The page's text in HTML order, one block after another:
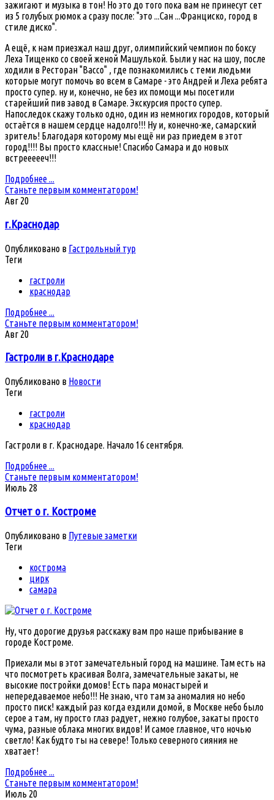
зажигают и музыка в тон! Но это до того пока вам не принесут сет
из 5 голубых рюмок а сразу после: "это ...Сан ...Франциско, город в
стиле диско".
А ещё, к нам приезжал наш друг, олимпийский чемпион по боксу
Леха Тищенко со своей женой Машулькой. Были у нас на шоу, после
ходили в Ресторан "Вассо" , где познакомились с теми людьми
которые могут помочь во всем в Самаре - это Андрей и Леха ребята
просто супер. ну и, конечно, не без их помощи мы посетили
старейший пив завод в Самаре. Экскурсия просто супер.
Напоследок скажу только одно, один из немногих городов, который
остаётся в нашем сердце надолго!!! Ну и, конечно-же, самарский
зритель! Благодаря которому мы ещё ни раз приедем в этот
город!!!! Вы просто классные! Спасибо Самара и до новых
встреееееч!!!
Подробнее ...
Станьте первым комментатором!
Авг 20
г.Краснодар
Опубликовано в Гастрольный тур
Теги
гастроли
краснодар
Подробнее ...
Станьте первым комментатором!
Авг 20
Гастроли в г.Краснодаре
Опубликовано в Новости
Теги
гастроли
краснодар
Гастроли в г. Краснодаре. Начало 16 сентября.
Подробнее ...
Станьте первым комментатором!
Июль 28
Отчет о г. Костроме
Опубликовано в Путевые заметки
Теги
кострома
цирк
самара
Ну, что дорогие друзья расскажу вам про наше прибывание в
городе Костроме.
Приехали мы в этот замечательный город на машине. Там есть на
что посмотреть красивая Волга, замечательные закаты, не
высокие постройки домов! Есть пара монастырей и
непередаваемое небо!!! Не знаю, что там за аномалия но небо
просто писк! каждый раз когда ездили домой, в Москве небо было
серое а там, ну просто глаз радует, нежно голубое, закаты просто
чума, разные облака многих видов! И самое главное, что ночью
светло! Как будто ты на севере! Только северного сияния не
хватает!
Подробнее ...
Станьте первым комментатором!
Июль 20